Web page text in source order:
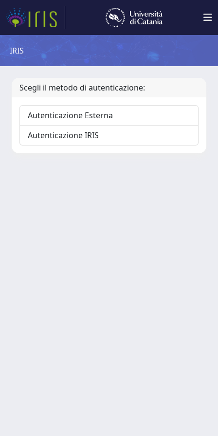
IRIS
Scegli il metodo di autenticazione:
Autenticazione Esterna
Autenticazione IRIS